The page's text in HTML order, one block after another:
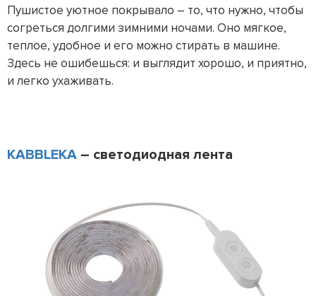
Пушистое уютное покрывало – то, что нужно, чтобы
согреться долгими зимними ночами. Оно мягкое,
теплое, удобное и его можно стирать в машине.
Здесь не ошибешься: и выглядит хорошо, и приятно,
и легко ухаживать.
KABBLEKA – светодиодная лента